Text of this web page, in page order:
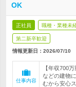
OK
正社員 職種・業種未
第二新卒歓迎
情報更新日：2026/07/10
仕事内容
【年収700
などの建物
むから安心